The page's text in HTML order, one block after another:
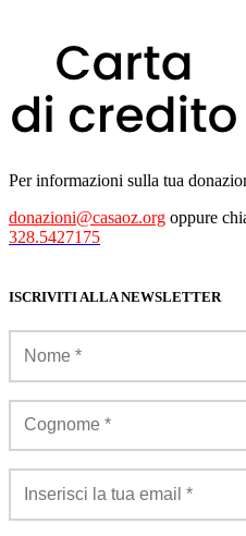
Per informazioni sulla tua
donazioni@casaoz.org oppure
328.5427175
ISCRIVITI ALLA NEWSLETTER